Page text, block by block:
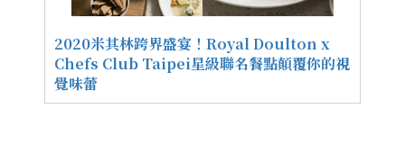
2020米其林跨界盛宴！Royal Doulton x
Chefs Club Taipei星級聯名餐點顛覆你的視
覺味蕾